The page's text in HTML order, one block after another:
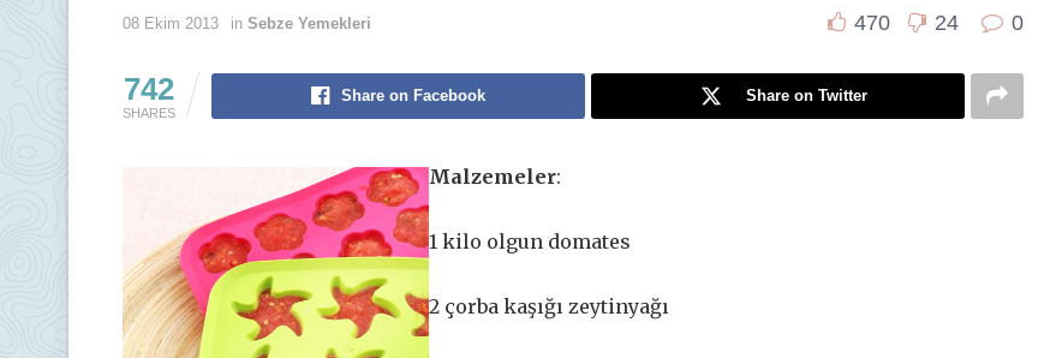
08 Ekim 2013 in Sebze Yemekleri 470 24 0
742
SHARES
Share on Facebook Share on Twitter
Malzemeler:
1 kilo olgun domates
2 çorba kaşığı zeytinyağı